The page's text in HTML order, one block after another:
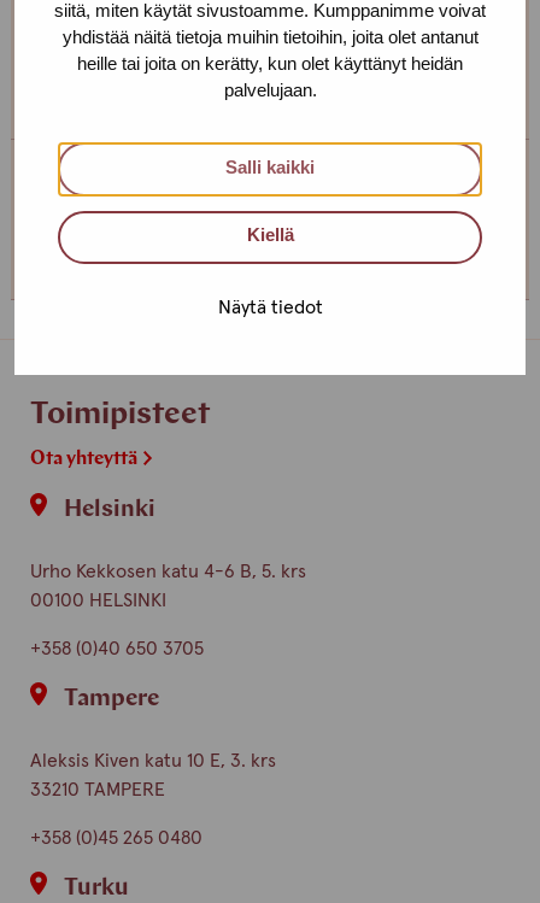
siitä, miten käytät sivustoamme. Kumppanimme voivat
yhdistää näitä tietoja muihin tietoihin, joita olet antanut
heille tai joita on kerätty, kun olet käyttänyt heidän
palvelujaan.
Salli kaikki
Kiellä
Näytä tiedot
Jos et pääse drop in-aikana käymään, soita tai laita
viestiä niin sovitaan sinulle sopiva aika! Voimme tavata
myös muualla kuin toimistollamme.
Turun toimipiste
+358 (0)44 493 8989
Toimipisteet
Ota yhteyttä
Helsinki
Urho Kekkosen katu 4-6 B, 5. krs
00100 HELSINKI
+358 (0)40 650 3705
Tampere
Aleksis Kiven katu 10 E, 3. krs
33210 TAMPERE
+358 (0)45 265 0480
Turku